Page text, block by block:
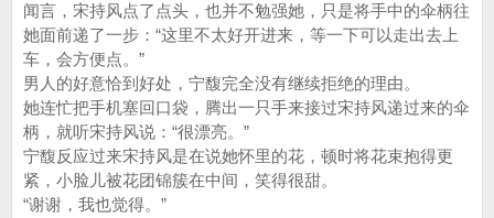
闻言，宋持风点了点头，也并不勉强她，只是将手中的伞柄往
她面前递了一步：“这里不太好开进来，等一下可以走出去上
车，会方便点。”
男人的好意恰到好处，宁馥完全没有继续拒绝的理由。
她连忙把手机塞回口袋，腾出一只手来接过宋持风递过来的伞
柄，就听宋持风说：“很漂亮。”
宁馥反应过来宋持风是在说她怀里的花，顿时将花束抱得更
紧，小脸儿被花团锦簇在中间，笑得很甜。
“谢谢，我也觉得。”